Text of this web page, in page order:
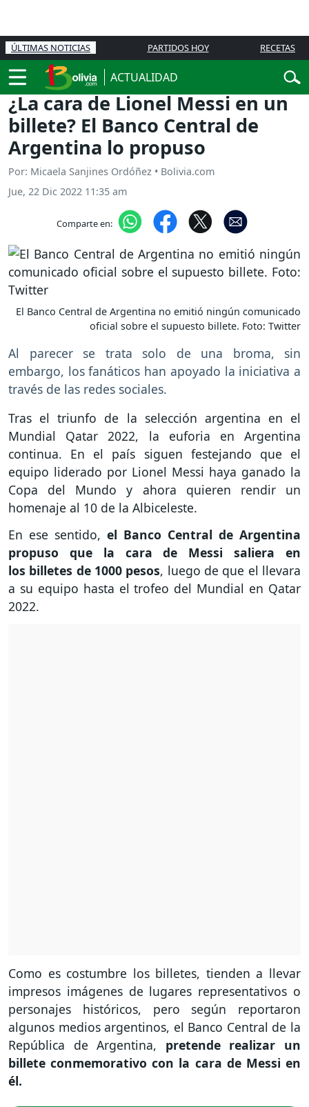
ÚLTIMAS NOTICIAS PARTIDOS HOY RECETAS
ACTUALIDAD
¿La cara de Lionel Messi en un
billete? El Banco Central de
Argentina lo propuso
Por: Micaela Sanjines Ordóñez • Bolivia.com
Jue, 22 Dic 2022 11:35 am
Comparte en:
El Banco Central de Argentina no emitió ningún comunicado
oficial sobre el supuesto billete. Foto: Twitter
Al parecer se trata solo de una broma, sin
embargo, los fanáticos han apoyado la iniciativa a
través de las redes sociales.
Tras el triunfo de la selección argentina en el
Mundial Qatar 2022, la euforia en Argentina
continua. En el país siguen festejando que el
equipo liderado por Lionel Messi haya ganado la
Copa del Mundo y ahora quieren rendir un
homenaje al 10 de la Albiceleste.
En ese sentido, el Banco Central de Argentina
propuso que la cara de Messi saliera en
los billetes de 1000 pesos, luego de que el llevara
a su equipo hasta el trofeo del Mundial en Qatar
2022.
Como es costumbre los billetes, tienden a llevar
impresos imágenes de lugares representativos o
personajes históricos, pero según reportaron
algunos medios argentinos, el Banco Central de la
República de Argentina, pretende realizar un
billete conmemorativo con la cara de Messi en
él.